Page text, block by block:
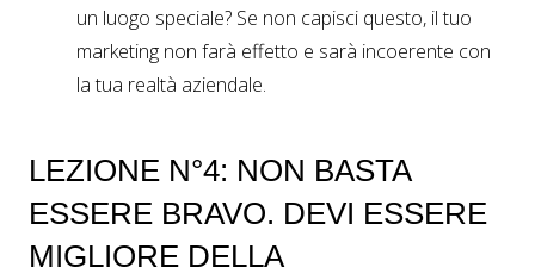
un luogo speciale? Se non capisci questo, il tuo
marketing non farà effetto e sarà incoerente con
la tua realtà aziendale.
LEZIONE N°4: NON BASTA
ESSERE BRAVO. DEVI ESSERE
MIGLIORE DELLA